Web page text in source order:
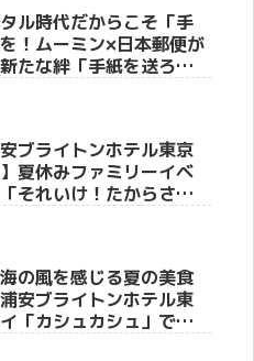
ル時代だからこそ「手
！ムーミン×日本郵便が
たな絆「手紙を送ろ
安ブライトンホテル東京
夏休みファミリーイベ
それいけ！たからさが
の風を感じる夏の美食
安ブライトンホテル東
「カシュカシュ」で情